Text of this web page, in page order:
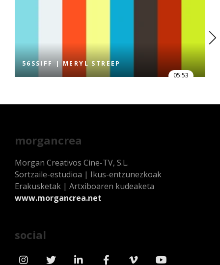
56SSIFF | MERYL STREEP
05:53
morgancrea
Morgan Creativos Cine-TV, S.L.
Sortzaile-estudioa | Ikus-entzunezkoak
Erakusketak | Artxiboaren kudeaketa
www.morgancrea.net
social